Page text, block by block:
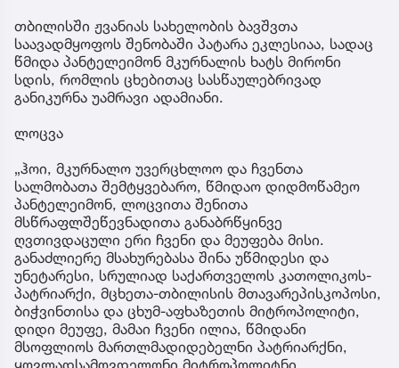
თბილისში ჟვანიას სახელობის ბავშვთა
საავადმყოფოს შენობაში პატარა ეკლესიაა, სადაც
წმიდა პანტელეიმონ მკურნალის ხატს მირონი
სდის, რომლის ცხებითაც სასწაულებრივად
განიკურნა უამრავი ადამიანი.
ლოცვა
„ჰოი, მკურნალო უვერცხლოო და ჩვენთა
სალმობათა შემტყვებარო, წმიდაო დიდმოწამეო
პანტელეიმონ, ლოცვითა შენითა
მსწრაფლშეწევნადითა განაბრწყინვე
ღვთივდაცული ერი ჩვენი და მეუფება მისი.
განაძლიერე მსახურებასა შინა უწმიდესი და
უნეტარესი, სრულიად საქართველოს კათოლიკოს-
პატრიარქი, მცხეთა-თბილისის მთავარეპისკოპოსი,
ბიჭვინთისა და ცხუმ-აფხაზეთის მიტროპოლიტი,
დიდი მეუფე, მამაი ჩვენი ილია, წმიდანი
მსოფლიოს მართლმადიდებელნი პატრიარქნი,
ყოვლადსამღვდელონი მიტროპოლიტნი,